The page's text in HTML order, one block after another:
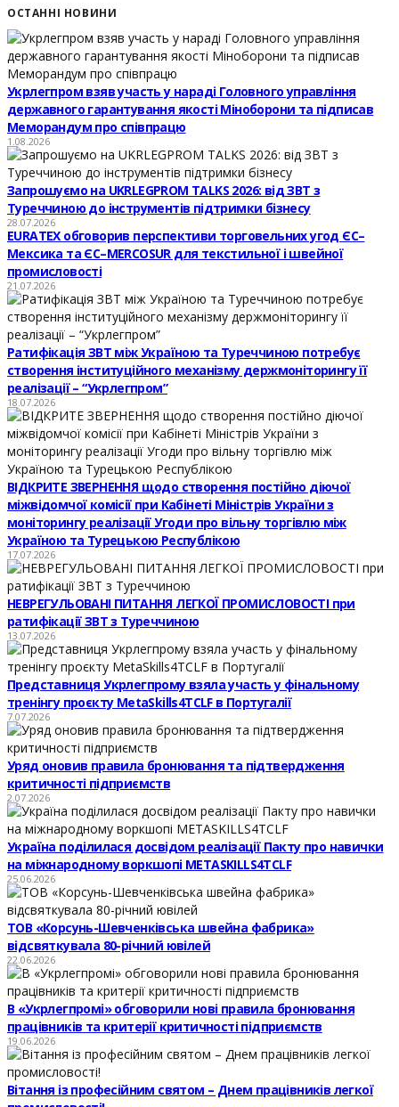
ОСТАННІ НОВИНИ
Укрлегпром взяв участь у нараді Головного управління
державного гарантування якості Міноборони та підписав
Меморандум про співпрацю
1.08.2026
Запрошуємо на UKRLEGPROM TALKS 2026: від ЗВТ з
Туреччиною до інструментів підтримки бізнесу
28.07.2026
EURATEX обговорив перспективи торговельних угод ЄС–
Мексика та ЄС–MERCOSUR для текстильної і швейної
промисловості
21.07.2026
Ратифікація ЗВТ між Україною та Туреччиною потребує
створення інституційного механізму держмоніторингу її
реалізації – “Укрлегпром”
18.07.2026
ВІДКРИТЕ ЗВЕРНЕННЯ щодо створення постійно діючої
міжвідомчої комісії при Кабінеті Міністрів України з
моніторингу реалізації Угоди про вільну торгівлю між
Україною та Турецькою Республікою
17.07.2026
НЕВРЕГУЛЬОВАНІ ПИТАННЯ ЛЕГКОЇ ПРОМИСЛОВОСТІ при
ратифікації ЗВТ з Туреччиною
13.07.2026
Представниця Укрлегпрому взяла участь у фінальному
тренінгу проєкту MetaSkills4TCLF в Португалії
7.07.2026
Уряд оновив правила бронювання та підтвердження
критичності підприємств
2.07.2026
Україна поділилася досвідом реалізації Пакту про навички
на міжнародному воркшопі METASKILLS4TCLF
25.06.2026
ТОВ «Корсунь-Шевченківська швейна фабрика»
відсвяткувала 80-річний ювілей
22.06.2026
В «Укрлегпромі» обговорили нові правила бронювання
працівників та критерії критичності підприємств
19.06.2026
Вітання із професійним святом – Днем працівників легкої